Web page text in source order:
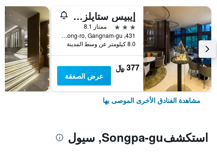
إيبيس ستايلز أمباسادور سيول غانغنام
3 نجوم
ممتاز 8.1
431, Samseong-ro, Gangnam-gu, سيول, كوريا الجنوبية
8.0 كيلومتر عن وسط المدينة
377 ﷼
عرض الصفقة
مشاهدة الفنادق الأخرى الموصى بها
استكشفSongpa-gu, سيول